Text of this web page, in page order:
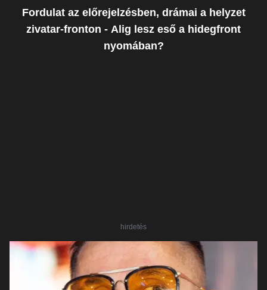
Fordulat az előrejelzésben, drámai a helyzet
zivatar-fronton - Alig lesz eső a hidegfront
nyomában?
hirdetés